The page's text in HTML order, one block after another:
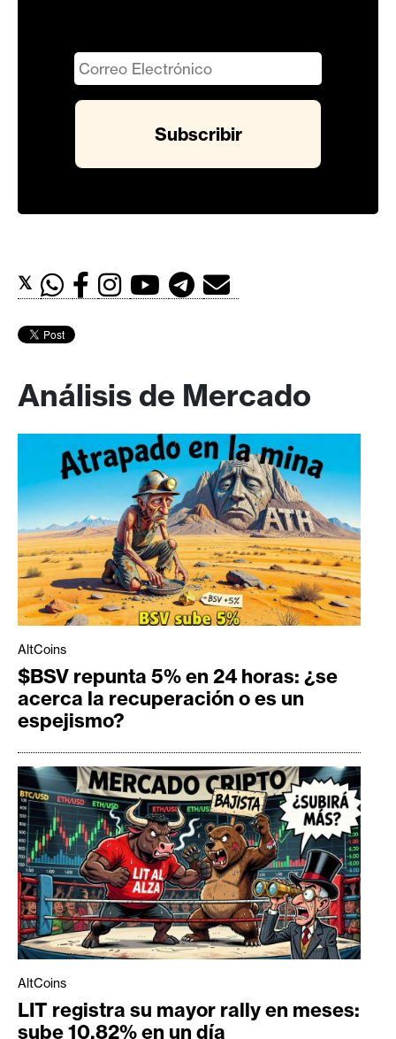
𝕏
Análisis de Mercado
AltCoins
$BSV repunta 5% en 24 horas: ¿se
acerca la recuperación o es un
espejismo?
AltCoins
LIT registra su mayor rally en meses:
sube 10,82% en un día